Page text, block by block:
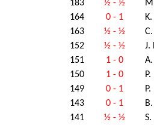
183 ½ - ½
164 0 - 1
163 ½ - ½
152 ½ - ½
J.
151 1 - 0
150 1 - 0
149 0 - 1
143 0 - 1
141 ½ - ½